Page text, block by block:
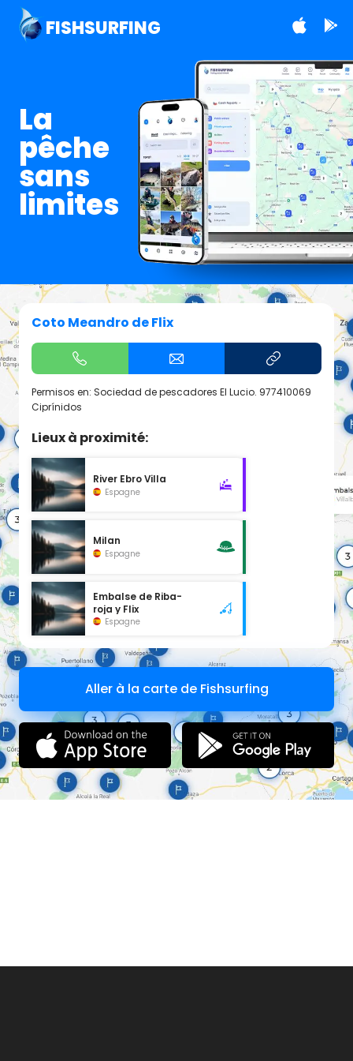
FISHSURFING
La
pêche
sans
limites
Coto Meandro de Flix
Permisos en: Sociedad de pescadores El Lucio. 977410069
Ciprínidos
Lieux à proximité:
River Ebro Villa
Espagne
Milan
Espagne
Embalse de Riba-
roja y Flix
Espagne
Aller à la carte de Fishsurfing